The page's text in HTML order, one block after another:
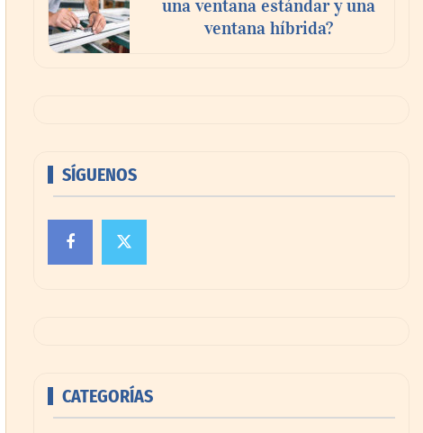
una ventana estándar y una
ventana híbrida?
SÍGUENOS
CATEGORÍAS